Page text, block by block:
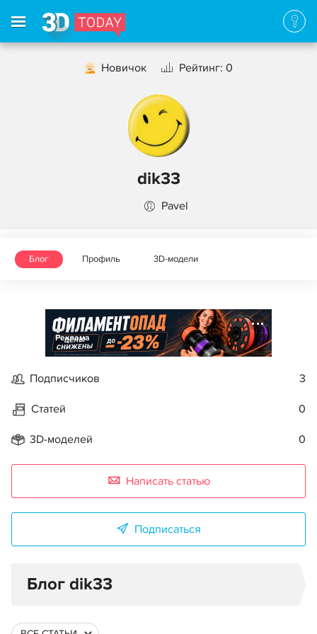
Новичок Рейтинг: 0
dik33
Pavel
Блог Профиль 3D-модели
Реклама
Подписчиков 3
Статей 0
3D-моделей 0
Написать статью
Подписаться
Блог dik33